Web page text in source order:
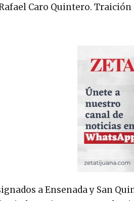
Caro Quintero.
a Ensenada y San